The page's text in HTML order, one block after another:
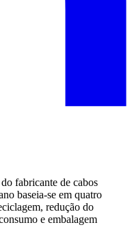
fabricante de cabos
baseia-se em quatro
redução do
e embalagem